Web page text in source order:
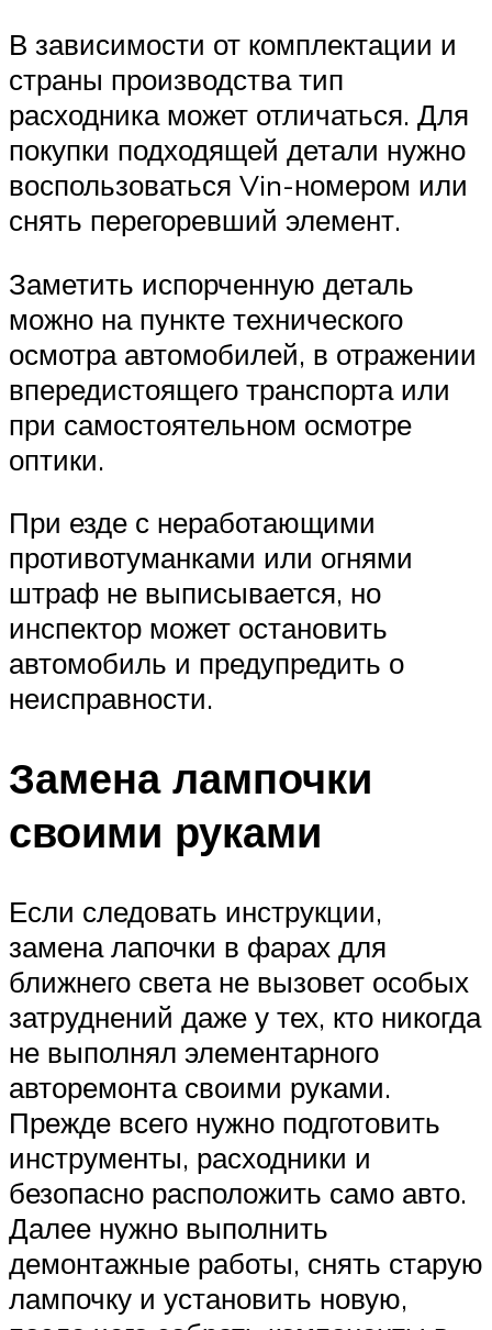
В зависимости от комплектации и
страны производства тип
расходника может отличаться. Для
покупки подходящей детали нужно
воспользоваться Vin-номером или
снять перегоревший элемент.
Заметить испорченную деталь
можно на пункте технического
осмотра автомобилей, в отражении
впередистоящего транспорта или
при самостоятельном осмотре
оптики.
При езде с неработающими
противотуманками или огнями
штраф не выписывается, но
инспектор может остановить
автомобиль и предупредить о
неисправности.
Замена лампочки
своими руками
Если следовать инструкции,
замена лапочки в фарах для
ближнего света не вызовет особых
затруднений даже у тех, кто никогда
не выполнял элементарного
авторемонта своими руками.
Прежде всего нужно подготовить
инструменты, расходники и
безопасно расположить само авто.
Далее нужно выполнить
демонтажные работы, снять старую
лампочку и установить новую,